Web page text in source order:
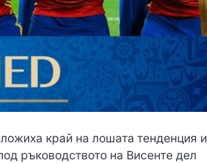
край на лошата тенденция и
ръководството на Висенте дел